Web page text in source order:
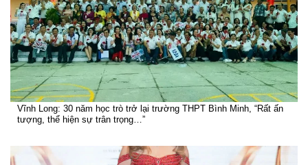
Vĩnh Long: 30 năm học trò trở lại trường THPT Bình Minh, “Rất ấn
tượng, thể hiện sự trân trọng…”